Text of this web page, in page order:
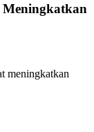
meningkatkan